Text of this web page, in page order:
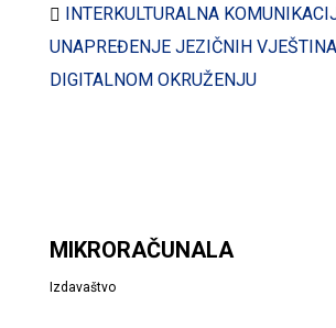
INTERKULTURALNA
UNAPREĐENJE JEZIČNIH
DIGITALNOM OKRUŽENJU
MIKRORAČUNALA
Izdavaštvo